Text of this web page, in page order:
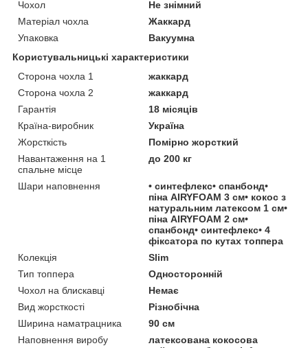
Чохол
Не знімний
Матеріал чохла
Жаккард
Упаковка
Вакуумна
Користувальницькі характеристики
Сторона чохла 1
жаккард
Сторона чохла 2
жаккард
Гарантія
18 місяців
Країна-виробник
Україна
Жорсткість
Помірно жорсткий
Навантаження на 1
спальне місце
до 200 кг
Шари наповнення
• синтефлекс• спанбонд•
піна AIRYFOAM 3 см• кокос з
натуральним латексом 1 см•
піна AIRYFOAM 2 см•
спанбонд• синтефлекс• 4
фіксатора по кутах топпера
Колекція
Slim
Тип топпера
Односторонній
Чохол на блискавці
Немає
Вид жорсткості
Різнобічна
Ширина наматрацника
90 см
Наповнення виробу
латексована кокосова